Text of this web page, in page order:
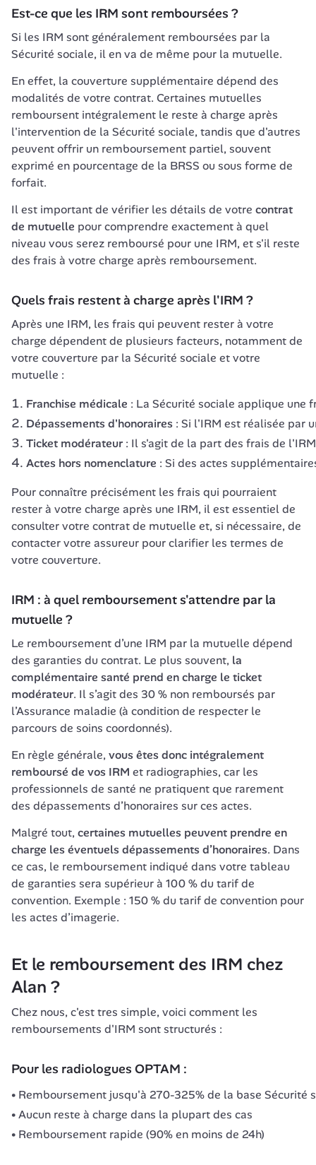
Est-ce que les IRM sont remboursées ?
Si les IRM sont généralement remboursées par la
Sécurité sociale, il en va de même pour la mutuelle.
En effet, la couverture supplémentaire dépend des
modalités de votre contrat. Certaines mutuelles
remboursent intégralement le reste à charge après
l'intervention de la Sécurité sociale, tandis que d'autres
peuvent offrir un remboursement partiel, souvent
exprimé en pourcentage de la BRSS ou sous forme de
forfait.
Il est important de vérifier les détails de votre contrat
de mutuelle pour comprendre exactement à quel
niveau vous serez remboursé pour une IRM, et s'il reste
des frais à votre charge après remboursement.
Quels frais restent à charge après l'IRM ?
Après une IRM, les frais qui peuvent rester à votre
charge dépendent de plusieurs facteurs, notamment de
votre couverture par la Sécurité sociale et votre
mutuelle :
Franchise médicale : La Sécurité sociale applique une
Dépassements d'honoraires : Si l'IRM est réalisée par
Ticket modérateur : Il s'agit de la part des frais de
Actes hors nomenclature : Si des actes
Pour connaître précisément les frais qui pourraient
rester à votre charge après une IRM, il est essentiel de
consulter votre contrat de mutuelle et, si nécessaire, de
contacter votre assureur pour clarifier les termes de
votre couverture.
IRM : à quel remboursement s'attendre par la
mutuelle ?
Le remboursement d’une IRM par la mutuelle dépend
des garanties du contrat. Le plus souvent, la
complémentaire santé prend en charge le ticket
modérateur. Il s’agit des 30 % non remboursés par
l’Assurance maladie (à condition de respecter le
parcours de soins coordonnés).
En règle générale, vous êtes donc intégralement
remboursé de vos IRM et radiographies, car les
professionnels de santé ne pratiquent que rarement
des dépassements d’honoraires sur ces actes.
Malgré tout, certaines mutuelles peuvent prendre en
charge les éventuels dépassements d’honoraires. Dans
ce cas, le remboursement indiqué dans votre tableau
de garanties sera supérieur à 100 % du tarif de
convention. Exemple : 150 % du tarif de convention pour
les actes d’imagerie.
Et le remboursement des IRM chez
Alan ?
Chez nous, c'est tres simple, voici comment les
remboursements d'IRM sont structurés :
Pour les radiologues OPTAM :
Remboursement jusqu'à 270-325% de la base Sécurité
Aucun reste à charge dans la plupart des cas
Remboursement rapide (90% en moins de 24h)